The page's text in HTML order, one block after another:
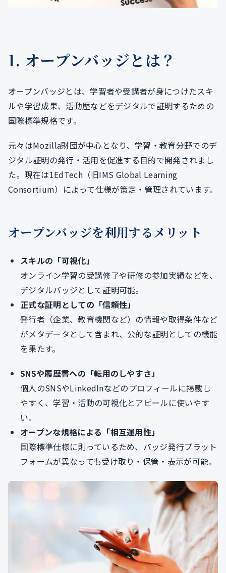
1. オープンバッジとは？
オープンバッジとは、学習者や受講者が身につけたスキ
ルや学習成果、活動歴などをデジタルで証明するための
国際標準規格です。
元々はMozilla財団が中心となり、学習・教育分野でのデ
ジタル証明の発行・活用を促進する目的で開発されまし
た。現在は1EdTech（旧IMS Global Learning
Consortium）によって仕様が策定・管理されています。
オープンバッジを利用するメリット
スキルの「可視化」
オンライン学習の受講修了や研修の参加実績などを、
デジタルバッジとして証明可能。
正式な証明としての「信頼性」
発行者（企業、教育機関など）の情報や取得条件など
がメタデータとして含まれ、公的な証明としての機能
を果たす。
SNSや履歴書への「転用のしやすさ」
個人のSNSやLinkedInなどのプロフィールに掲載し
やすく、学習・活動の可視化とアピールに使いやす
い。
オープンな規格による「相互運用性」
国際標準仕様に則っているため、バッジ発行プラット
フォームが異なっても受け取り・保管・表示が可能。